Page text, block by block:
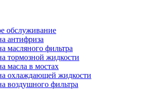
обслуживание
антифриза
масляного фильтра
тормозной жидкости
масла в мостах
охлаждающей жидкости
воздушного фильтра